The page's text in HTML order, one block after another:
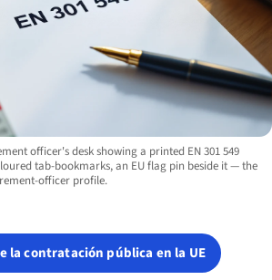
officer's desk showing a printed EN 301 549
tab-bookmarks, an EU flag pin beside it — the
officer profile.
la contratación pública en la UE